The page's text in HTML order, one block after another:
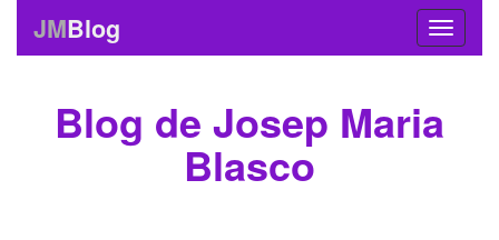
JMBlog
Blog de Josep Maria
Blasco